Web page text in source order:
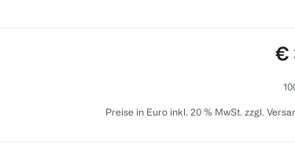
€
Preise in Euro inkl. 20 % MwSt. zzgl.